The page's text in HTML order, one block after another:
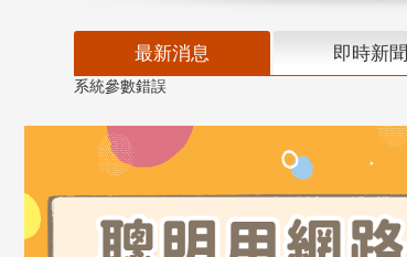
最新消息 即時新聞
系統參數錯誤